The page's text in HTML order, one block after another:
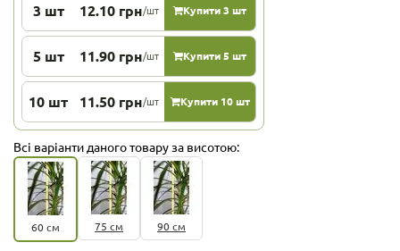
3 шт 12.10 грн/шт Купити 3 шт
5 шт 11.90 грн/шт Купити 5 шт
10 шт 11.50 грн/шт Купити 10 шт
Всі варіанти даного товару за висотою:
60 см 75 см 90 см